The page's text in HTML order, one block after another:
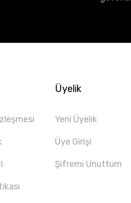
Üyelik
Yeni Üyelik
Üye Girişi
Şifremi Unuttum